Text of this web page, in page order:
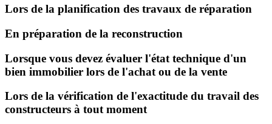
Lors de la planification des travaux de réparation
En préparation de la reconstruction
Lorsque vous devez évaluer l'état technique d'un
bien immobilier lors de l'achat ou de la vente
Lors de la vérification de l'exactitude du travail des
constructeurs à tout moment